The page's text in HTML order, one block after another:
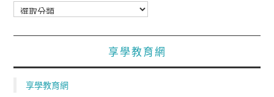
分
類
享學教育網
享學教育網